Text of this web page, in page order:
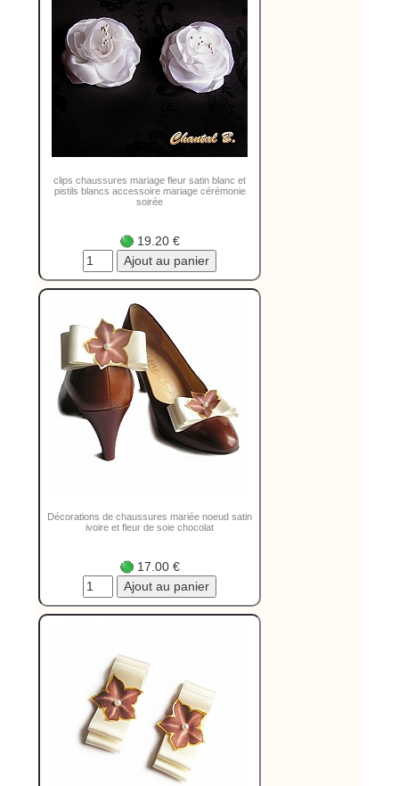
clips chaussures mariage fleur satin blanc et
pistils blancs accessoire mariage cérémonie
soirée
19.20 €
Décorations de chaussures mariée noeud satin
ivoire et fleur de soie chocolat
17.00 €